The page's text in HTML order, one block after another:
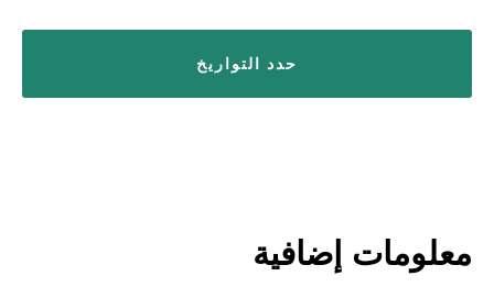
حدد التواريخ
معلومات إضافية